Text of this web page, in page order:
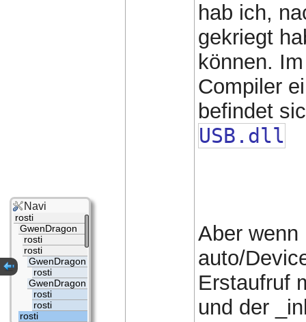
hab ich,
gekriegt
können.
Compiler
befindet
USB.dll
Aber
auto/
Erstaufruf
und der
Navi
rosti
GwenDragon
rosti
rosti
GwenDragon
rosti
GwenDragon
rosti
rosti
rosti